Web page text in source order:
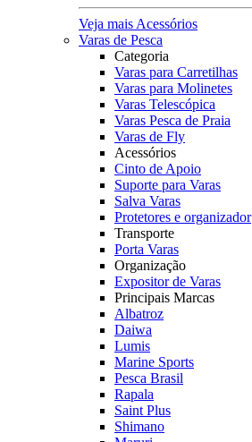
Veja mais Acessórios
Varas de Pesca
Categoria
Varas para Carretilhas
Varas para Molinetes
Varas Telescópica
Varas Pesca de Praia
Varas de Fly
Acessórios
Cinto de Apoio
Suporte para Varas
Salva Varas
Protetores e organizador
Transporte
Porta Varas
Organização
Expositor de Varas
Principais Marcas
Albatroz
Daiwa
Lumis
Marine Sports
Pesca Brasil
Rapala
Saint Plus
Shimano